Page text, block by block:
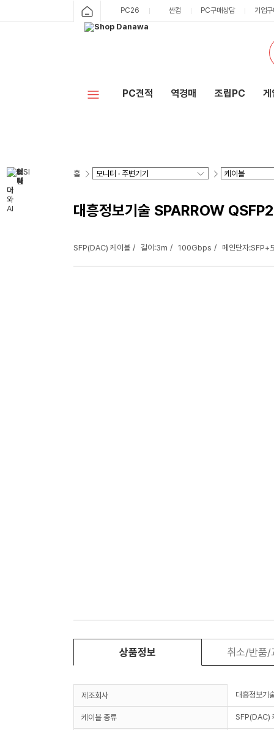
PC26 싼컴 PC구매상담 기업
PC견적 역경매 조립PC 게
홈
대흥정보기술 SPARROW
SFP(DAC) 케이블 길이:3m 100Gbps 메인단자:SFP+
상품정보 취소/반품/
제조회사 대흥정보기
케이블 종류 SFP(DAC)